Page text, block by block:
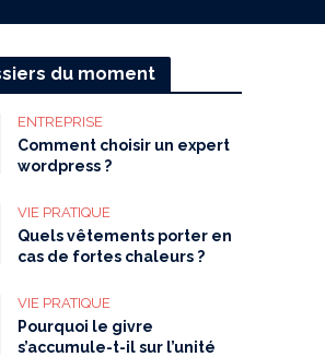
du moment
ENTREPRISE
Comment choisir un expert
wordpress ?
VIE PRATIQUE
Quels vêtements porter en
cas de fortes chaleurs ?
VIE PRATIQUE
Pourquoi le givre
s’accumule-t-il sur l’unité